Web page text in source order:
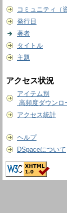
コミュニティ（
発行日
著者
タイトル
主題
アクセス状況
アイテム別
高頻度ダウンロ
アクセス統計
ヘルプ
DSpaceについて